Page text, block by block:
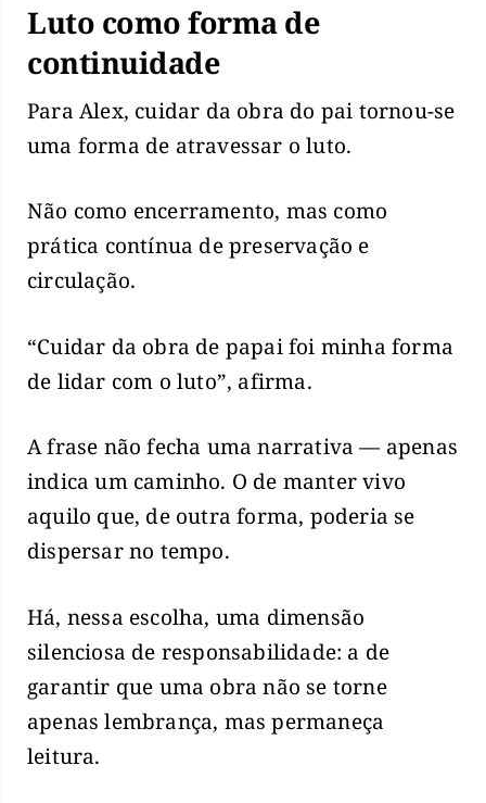
Luto como forma de
continuidade
Para Alex, cuidar da obra do pai tornou-se
uma forma de atravessar o luto.
Não como encerramento, mas como
prática contínua de preservação e
circulação.
“Cuidar da obra de papai foi minha forma
de lidar com o luto”, afirma.
A frase não fecha uma narrativa — apenas
indica um caminho. O de manter vivo
aquilo que, de outra forma, poderia se
dispersar no tempo.
Há, nessa escolha, uma dimensão
silenciosa de responsabilidade: a de
garantir que uma obra não se torne
apenas lembrança, mas permaneça
leitura.